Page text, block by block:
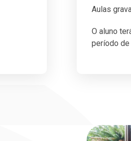
Aulas
O aluno
período de